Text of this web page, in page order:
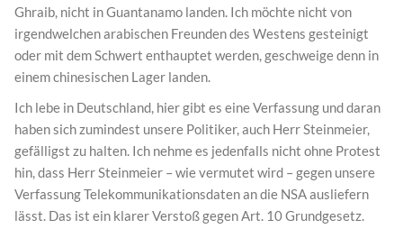
Ghraib, nicht in Guantanamo landen. Ich möchte nicht von
irgendwelchen arabischen Freunden des Westens gesteinigt
oder mit dem Schwert enthauptet werden, geschweige denn in
einem chinesischen Lager landen.
Ich lebe in Deutschland, hier gibt es eine Verfassung und daran
haben sich zumindest unsere Politiker, auch Herr Steinmeier,
gefälligst zu halten. Ich nehme es jedenfalls nicht ohne Protest
hin, dass Herr Steinmeier – wie vermutet wird – gegen unsere
Verfassung Telekommunikationsdaten an die NSA ausliefern
lässt. Das ist ein klarer Verstoß gegen Art. 10 Grundgesetz.